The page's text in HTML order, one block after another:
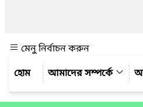
মেনু নির্বাচন করুন
আমাদের সম্পর্কে